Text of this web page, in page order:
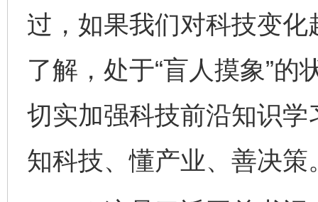
过，如果我们对科技变
了解，处于“盲人摸象”
切实加强科技前沿知识
知科技、懂产业、善决策